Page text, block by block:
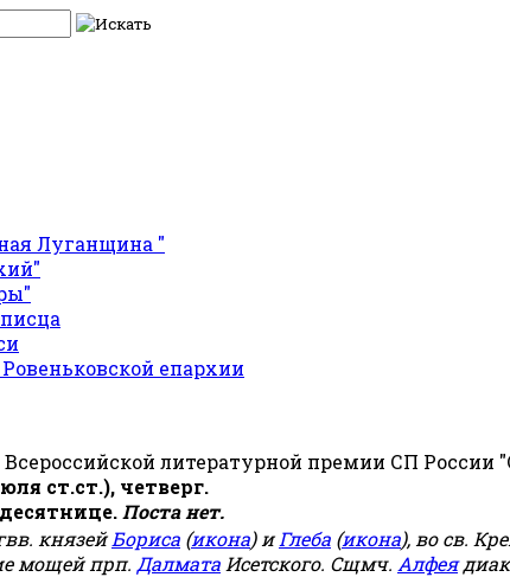
Луганщина "
епархии
Всероссийской литературной премии СП России
ст.ст.), четверг.
Поста нет.
князейБориса (икона) иГлеба (икона), во св.
мощей прп. Далмата Исетского. Сщмч. Алфея